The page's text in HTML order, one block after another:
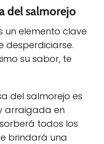
del salmorejo
un elemento clave
desperdiciarse.
su sabor, te
del salmorejo es
arraigada en
todos los
brindará una